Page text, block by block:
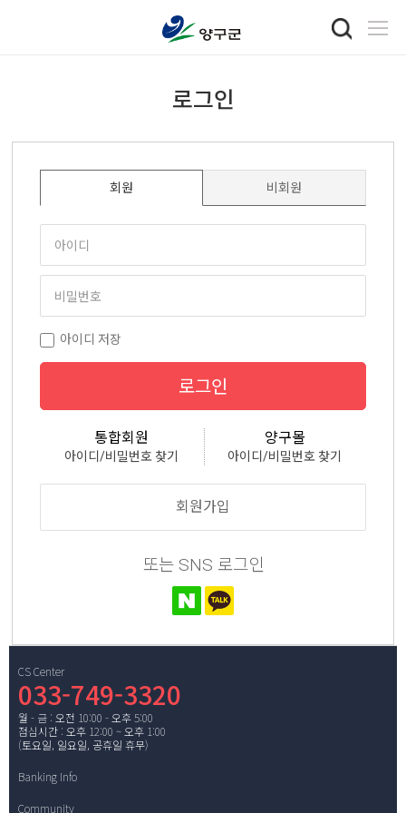
로그인
회원 비회원
아이디 저장
로그인
통합회원
아이디/비밀번호 찾기
양구몰
아이디/비밀번호 찾기
회원가입
또는 SNS 로그인
CS Center
033-749-3320
월 - 금 : 오전 10:00 - 오후 5:00
점심시간 : 오후 12:00 ~ 오후 1:00
(토요일, 일요일, 공휴일 휴무)
Banking Info
Community